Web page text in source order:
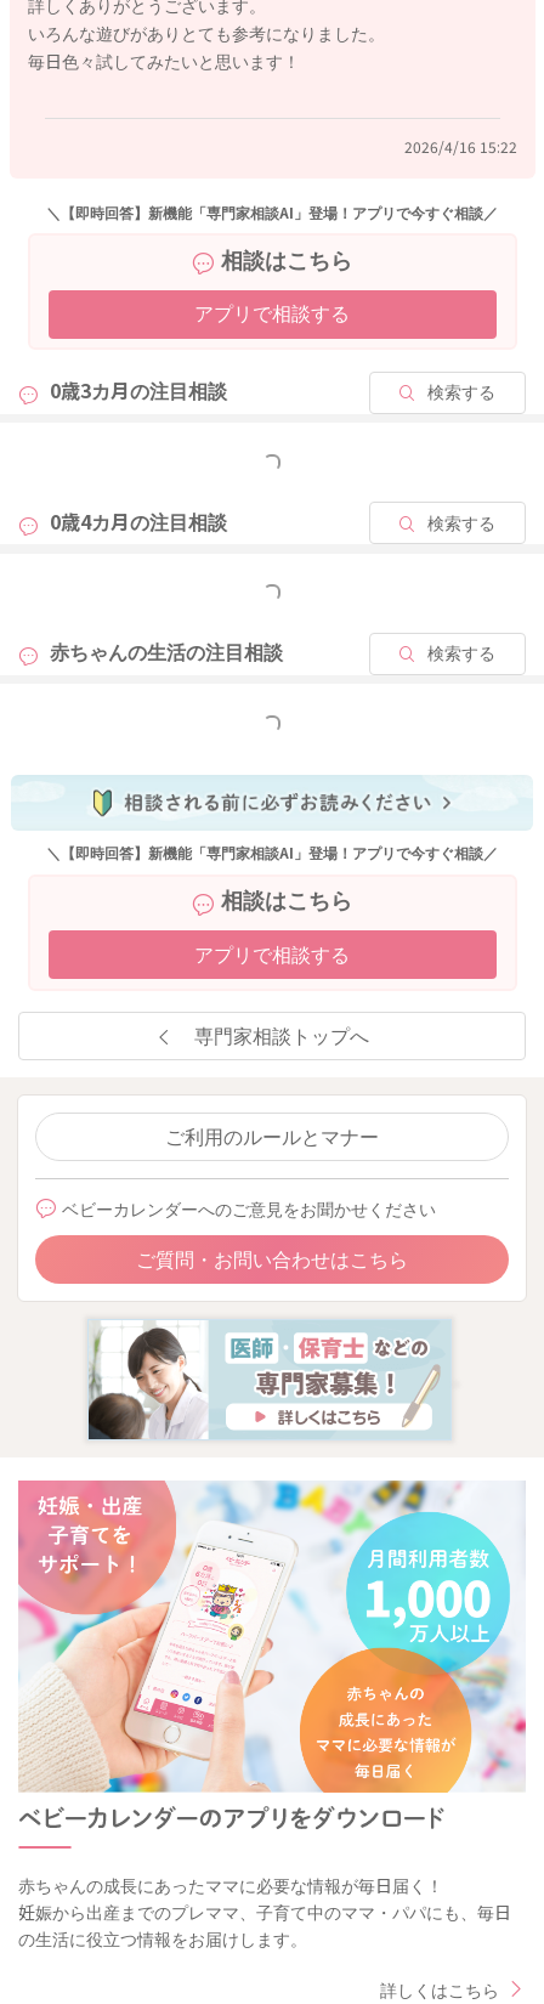
また、お子さんの手をしっかり握って、ママさんの膝の上に座
らせ、膝を優しく上下に動かして、馬に乗っているような動き
をしてみる遊びもありますよ。
以外の人を区別することにつながります。生後3〜4ヶ月頃のお
り返し鏡を見ているうちに、鏡にうつっているのが自分だと気
また、手遊び歌をしたり、お腹や脇をこちょこちょくすぐるこ
とでも、お子さんの五感を刺激しますよ。たとえ毎日同じ遊び
だったとしても、お子さんは日々成長していますので、反応や
を見守りつつ、様々な遊びをお試しになってみてくださいね。
詳しくありがとうございます。
いろんな遊びがありとても参考になりました。
毎日色々試してみたいと思います！
2026/4/16 15:22
＼【即時回答】新機能「専門家相談AI」登場！アプリで今すぐ相談／
相談はこちら
アプリで相談する
0歳3カ月の注目相談 検索する
もっと見る
0歳4カ月の注目相談 検索する
もっと見る
赤ちゃんの生活の注目相談 検索する
もっと見る
＼【即時回答】新機能「専門家相談AI」登場！アプリで今すぐ相談／
相談はこちら
アプリで相談する
専門家相談トップへ
ご利用のルールとマナー
ベビーカレンダーへのご意見をお聞かせください
ご質問・お問い合わせはこちら
赤ちゃんの成長にあったママに必要な情報が毎日届く！
妊娠から出産までのプレママ、子育て中のママ・パパにも、毎日
の生活に役立つ情報をお届けします。
詳しくはこちら